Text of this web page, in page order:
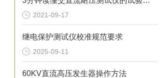
2021-09-17
继电保护测试仪校准规范要求
2025-09-11
60KV直流高压发生器操作方法